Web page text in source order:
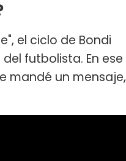
el ciclo de Bondi
futbolista. En ese
mandé un mensaje,